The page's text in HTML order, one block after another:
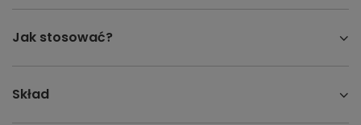
Jak stosować?
Skład